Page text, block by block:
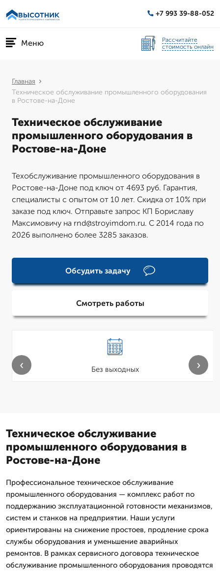
+7 993 39-88-052
Меню
Рассчитайте
стоимость онлайн
Главная
Техническое обслуживание промышленного оборудования
в Ростове-на-Доне
Техническое обслуживание
промышленного оборудования в
Ростове-на-Доне
Техобслуживание промышленного оборудования в
Ростове-на-Доне под ключ от 4693 руб. Гарантия,
специалисты с опытом от 10 лет. Скидка от 10% при
заказе под ключ. Отправьте запрос КП Бориславу
Максимовичу на rnd@stroyimdom.ru. С 2014 года по
2026 выполнено более 3285 заказов.
Обсудить задачу
Смотреть работы
Без выходных
‹ ›
Техническое обслуживание
промышленного оборудования в
Ростове-на-Доне
Профессиональное техническое обслуживание
промышленного оборудования — комплекс работ по
поддержанию эксплуатационной готовности механизмов,
систем и станков на предприятии. Наши услуги
ориентированы на снижение простоев, продление срока
службы оборудования и уменьшение аварийных
ремонтов. В рамках сервисного договора техническое
обслуживание промышленного оборудования проводятся